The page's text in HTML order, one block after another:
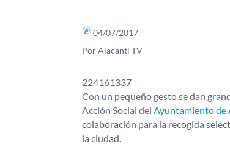
04/07/2017
Por Alacanti TV
224161337
Con un pequeño gesto se dan
Acción Social delAyuntamiento de
colaboración para la recogida
la ciudad.